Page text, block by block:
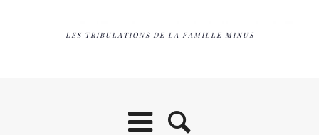
LES TRIBULATIONS DE LA FAMILLE MINUS